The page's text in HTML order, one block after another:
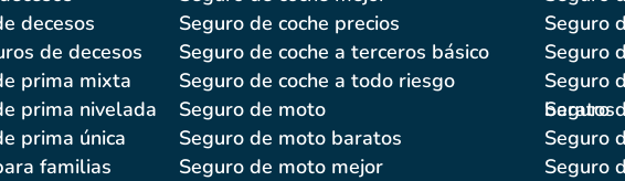
decesos
de decesos
prima mixta
prima nivelada
prima única
familias
Seguro de coche precios
Seguro de coche a terceros básico
Seguro de coche a todo riesgo
Seguro de moto
Seguro de moto baratos
Seguro de moto mejor
Seguro
Seguro
Seguro
Seguro de responsabilidad civil baratos
Seguro
Seguro